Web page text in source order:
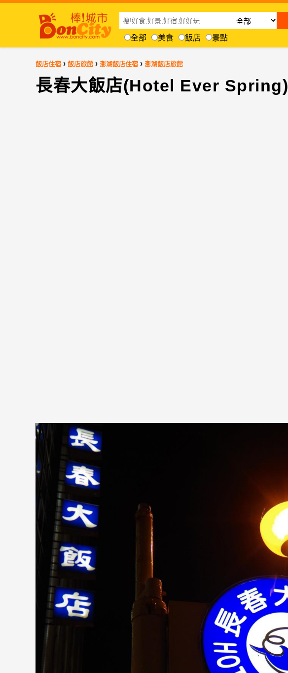
全部 美食 飯店 景點
飯店住宿 › 飯店旅館 › 澎湖飯店住宿 › 澎湖飯店旅館
長春大飯店(Hotel Ever Spring)